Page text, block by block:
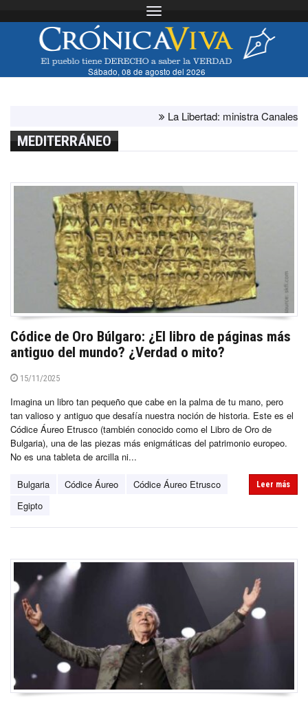
Toggle navigation
Sábado, 08 de agosto del 2026
La Libertad: ministra Canales
MEDITERRÁNEO
Códice de Oro Búlgaro: ¿El libro de páginas más
antiguo del mundo? ¿Verdad o mito?
15/11/2025
Imagina un libro tan pequeño que cabe en la palma de tu mano, pero
tan valioso y antiguo que desafía nuestra noción de historia. Este es el
Códice Áureo Etrusco (también conocido como el Libro de Oro de
Bulgaria), una de las piezas más enigmáticas del patrimonio europeo.
No es una tableta de arcilla ni...
Bulgaria Códice Áureo
Códice Áureo Etrusco
Egipto
Leer más